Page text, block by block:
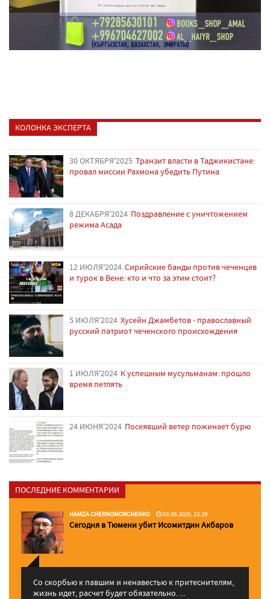
КОЛОНКА ЭКСПЕРТА
30 ОКТЯБРЯ'2025 Транзит власти в Таджикистане:
провал миссии Рахмона убедить Путина
8 ДЕКАБРЯ'2024 Поздравление с уничтожением
режима Асада
12 ИЮЛЯ'2024 Сирийские банды против чеченцев
и турок в Вене: кто и что за этим стоит?
5 ИЮЛЯ'2024 Хусейн Джамбетов - православный
русский патриот чеченского происхождения
1 ИЮЛЯ'2024 К успешным мусульманам: прошло
время петлять
24 ИЮНЯ'2024 Посеявший ветер пожинает бурю
ПОСЛЕДНИЕ КОММЕНТАРИИ
HAMZA CHERNOMORCHENKO 03.06.2026, 23:29
Сегодня в Тюмени убит Исомитдин Акбаров
Со скорбью к павшим и ненавестью к притеснителям,
жизнь идет, расчет будет обязательно. ...